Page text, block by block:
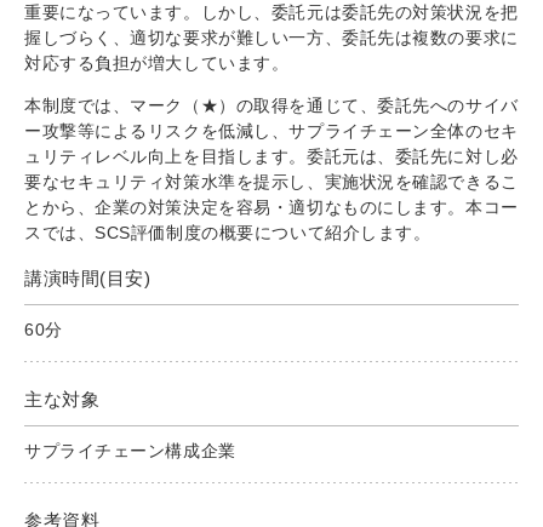
重要になっています。しかし、委託元は委託先の対策状況を把
握しづらく、適切な要求が難しい一方、委託先は複数の要求に
対応する負担が増大しています。
本制度では、マーク（★）の取得を通じて、委託先へのサイバ
ー攻撃等によるリスクを低減し、サプライチェーン全体のセキ
ュリティレベル向上を目指します。委託元は、委託先に対し必
要なセキュリティ対策水準を提示し、実施状況を確認できるこ
とから、企業の対策決定を容易・適切なものにします。本コー
スでは、SCS評価制度の概要について紹介します。
講演時間(目安)
60分
主な対象
サプライチェーン構成企業
参考資料